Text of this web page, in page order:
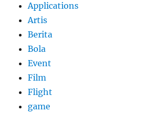
Applications
Artis
Berita
Bola
Event
Film
Flight
game